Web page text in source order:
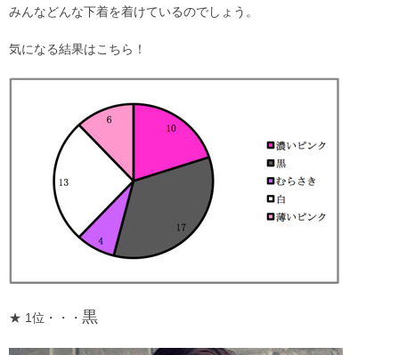
みんなどんな下着を着けているのでしょう。
気になる結果はこちら！
★ 1位・・・ 黒